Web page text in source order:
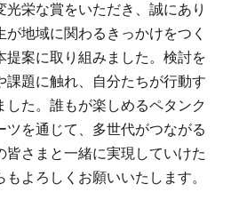
光栄な賞をいただき、誠にあり
地域に関わるきっかけをつく
提案に取り組みました。検討を
課題に触れ、自分たちが行動す
した。誰もが楽しめるペタンク
ツを通じて、多世代がつながる
皆さまと一緒に実現していけた
よろしくお願いいたします。